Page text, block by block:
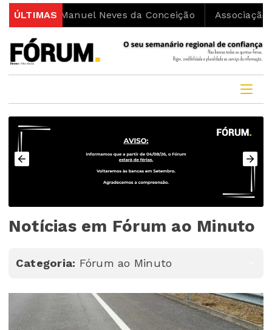
ÚLTIMAS
Manuel Neves da Conceição Associação
Notícias em Fórum ao Minuto
Categoria: Fórum ao Minuto